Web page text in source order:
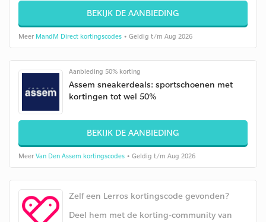
BEKIJK DE AANBIEDING
Meer MandM Direct kortingscodes • Geldig t/m Aug 2026
Aanbieding 50% korting
Assem sneakerdeals: sportschoenen met
kortingen tot wel 50%
BEKIJK DE AANBIEDING
Meer Van Den Assem kortingscodes • Geldig t/m Aug 2026
Zelf een Lerros kortingscode gevonden?
Deel hem met de korting-community van